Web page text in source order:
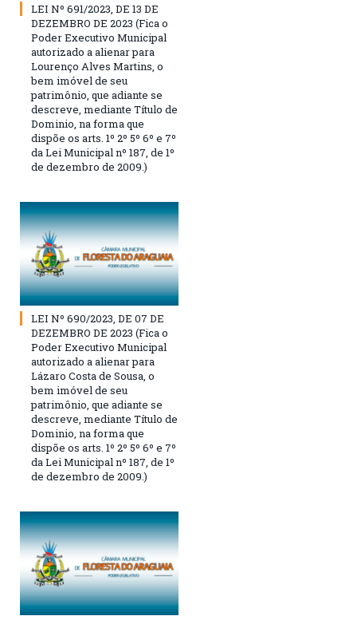
LEI Nº 691/2023, DE 13 DE
DEZEMBRO DE 2023 (Fica o
Poder Executivo Municipal
autorizado a alienar para
Lourenço Alves Martins, o
bem imóvel de seu
patrimônio, que adiante se
descreve, mediante Título de
Dominio, na forma que
dispõe os arts. 1º 2º 5º 6º e 7º
da Lei Municipal nº 187, de 1º
de dezembro de 2009.)
LEI Nº 690/2023, DE 07 DE
DEZEMBRO DE 2023 (Fica o
Poder Executivo Municipal
autorizado a alienar para
Lázaro Costa de Sousa, o
bem imóvel de seu
patrimônio, que adiante se
descreve, mediante Título de
Dominio, na forma que
dispõe os arts. 1º 2º 5º 6º e 7º
da Lei Municipal nº 187, de 1º
de dezembro de 2009.)